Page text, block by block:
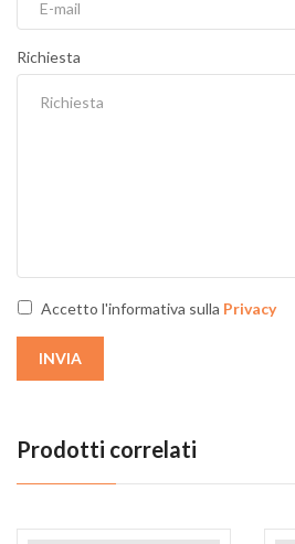
Richiesta
Accetto l'informativa sulla Privacy
INVIA
Prodotti correlati